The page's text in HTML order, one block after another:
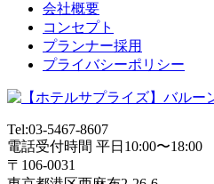
会社概要
コンセプト
プランナー採用
プライバシーポリシー
Tel:03-5467-8607
電話受付時間 平日10:00〜18:00
〒106-0031